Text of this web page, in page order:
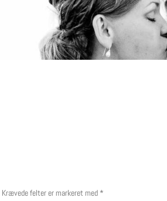
Krævede felter er markeret med *